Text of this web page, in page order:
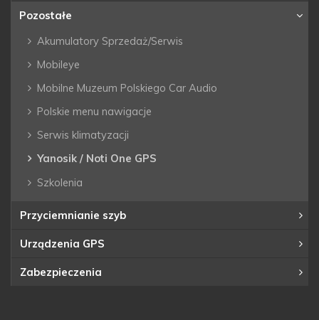
Pozostałe
Akumulatory Sprzedaż/Serwis
Mobileye
Mobilne Muzeum Polskiego Car Audio
Polskie menu nawigacje
Serwis klimatyzacji
Yanosik / Noti One GPS
Szkolenia
Przyciemnianie szyb
Urządzenia GPS
Zabezpieczenia